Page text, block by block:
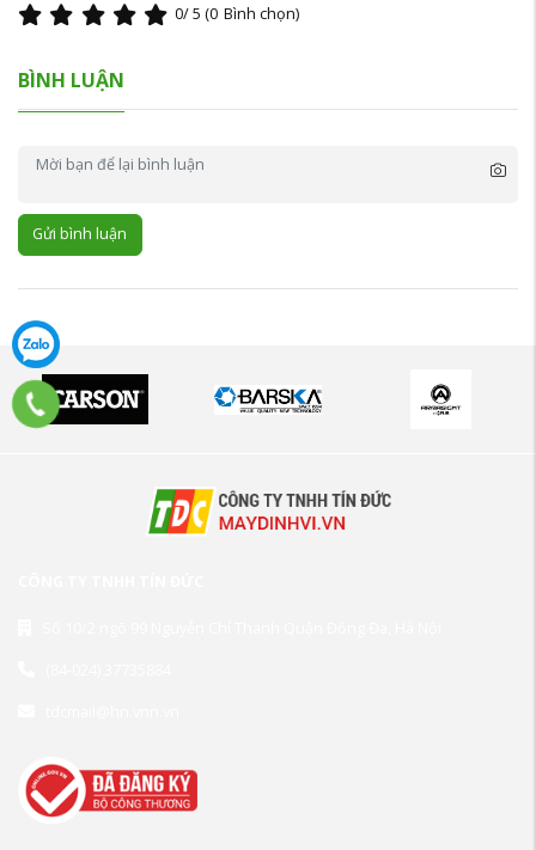
0/ 5 (0 Bình chọn)
BÌNH LUẬN
Gửi bình luận